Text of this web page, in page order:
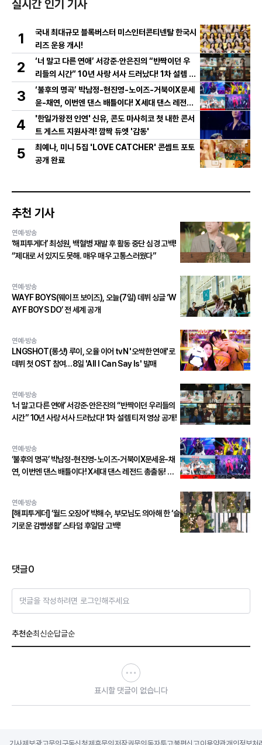
실시간 인기 기사
1
국내 최대규모 블록버스터 미스인터콘티넨탈 한국시
리즈 운용 개시!
2
‘너 말고 다른 연애’ 서강준·안은진의 “반짝이던 우
리들의 시간” 10년 사랑 서사 드러났다! 1차 설렘 티
저 영상 공개!
3
‘불후의 명곡’ 박남정-현진영-노이즈-거북이X문세
윤-채연, 이번엔 댄스 배틀이다! X세대 댄스 레전드
총출동! 댄스 본능 깨운다!
4
'한일가왕전 인연' 신유, 콘도 마사히코 첫 내한 콘서
트 게스트 지원사격! 깜짝 듀엣 '감동'
5
최예나, 미니 5집 'LOVE CATCHER' 콘셉트 포토
공개 완료
추천 기사
연예·방송
‘해피투게더’ 최성원, 백혈병 재발 후 활동 중단 심경 고백!
“제대로 서 있지도 못해. 매우 매우 고통스러웠다”
연예·방송
WAYF BOYS(웨이프 보이즈), 오늘(7일) 데뷔 싱글 ‘W
AYF BOYS DO’ 전 세계 공개
연예·방송
LNGSHOT(롱샷) 루이, 오율 이어 tvN '오싹한 연애'로
데뷔 첫 OST 참여…8일 'All I Can Say Is' 발매
연예·방송
‘너 말고 다른 연애’ 서강준·안은진의 “반짝이던 우리들의
시간” 10년 사랑 서사 드러났다! 1차 설렘 티저 영상 공개!
연예·방송
‘불후의 명곡’ 박남정-현진영-노이즈-거북이X문세윤-채
연, 이번엔 댄스 배틀이다! X세대 댄스 레전드 총출동! 댄
연예·방송
[해피투게더] ‘월드 오징어’ 박해수, 부모님도 의아해 한 ‘슬
기로운 감빵생활’ 스타덤 후일담 고백!
댓글0
댓글을 작성하려면 로그인해주세요
추천순최신순답글순
표시할 댓글이 없습니다